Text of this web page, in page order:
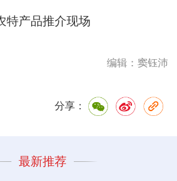
特产品推介现场
编辑：窦钰沛
分享：
最新推荐